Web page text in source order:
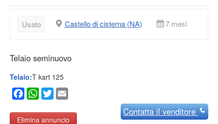
Usato Castello di cisterna (NA) 7 mesi
Telaio seminuovo
Telaio:T kart 125
Facebook
WhatsApp
Twitter
Elimina annuncio
Contattail venditore